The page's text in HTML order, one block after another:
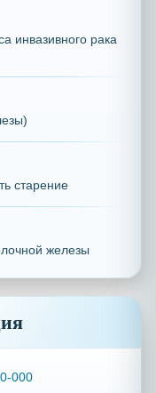
инвазивного рака
старение
железы
000